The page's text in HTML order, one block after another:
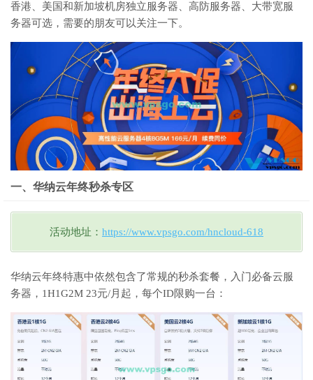
香港、美国和新加坡机房独立服务器、高防服务器、大带宽服
务器可选，需要的朋友可以关注一下。
一、华纳云年终秒杀专区
活动地址： https://www.vpsgo.com/hncloud-618
华纳云年终特惠中依然包含了常规的秒杀套餐，入门必备云服
务器，1H1G2M 23元/月起，每个ID限购一台：